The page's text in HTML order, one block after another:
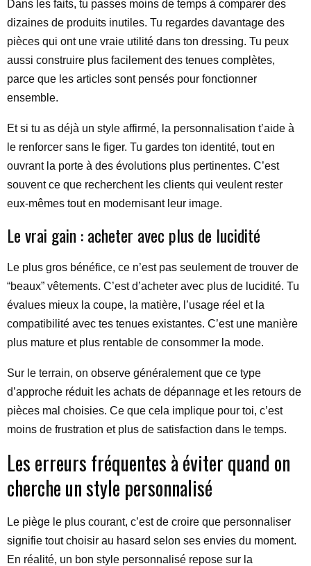
Dans les faits, tu passes moins de temps à comparer des
dizaines de produits inutiles. Tu regardes davantage des
pièces qui ont une vraie utilité dans ton dressing. Tu peux
aussi construire plus facilement des tenues complètes,
parce que les articles sont pensés pour fonctionner
ensemble.
Et si tu as déjà un style affirmé, la personnalisation t’aide à
le renforcer sans le figer. Tu gardes ton identité, tout en
ouvrant la porte à des évolutions plus pertinentes. C’est
souvent ce que recherchent les clients qui veulent rester
eux-mêmes tout en modernisant leur image.
Le vrai gain : acheter avec plus de lucidité
Le plus gros bénéfice, ce n’est pas seulement de trouver de
“beaux” vêtements. C’est d’acheter avec plus de lucidité. Tu
évalues mieux la coupe, la matière, l’usage réel et la
compatibilité avec tes tenues existantes. C’est une manière
plus mature et plus rentable de consommer la mode.
Sur le terrain, on observe généralement que ce type
d’approche réduit les achats de dépannage et les retours de
pièces mal choisies. Ce que cela implique pour toi, c’est
moins de frustration et plus de satisfaction dans le temps.
Les erreurs fréquentes à éviter quand on
cherche un style personnalisé
Le piège le plus courant, c’est de croire que personnaliser
signifie tout choisir au hasard selon ses envies du moment.
En réalité, un bon style personnalisé repose sur la